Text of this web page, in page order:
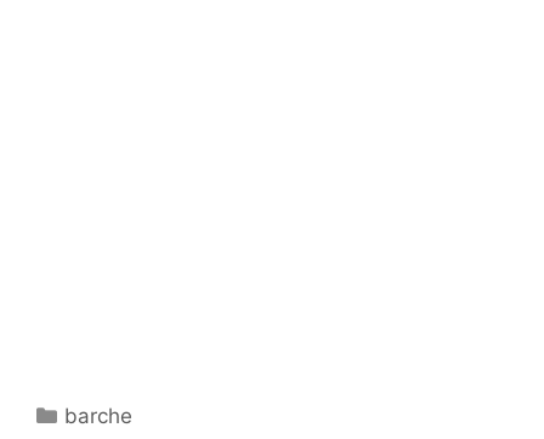
Categorie
barche